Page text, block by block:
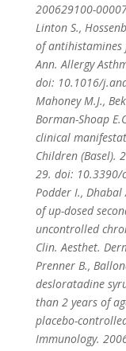
200629100-
Linton S.,
of
Ann. Allergy
doi: 10.1016/
Mahoney M.J.,
Borman-Shoap
clinical
Children (Basel).
29. doi: 10.3390/
Podder I., Dhabal
of up-dosed
uncontrolled
Clin. Aesthet.
Prenner B.,
desloratadine
than 2 years of
placebo-
Immunology.